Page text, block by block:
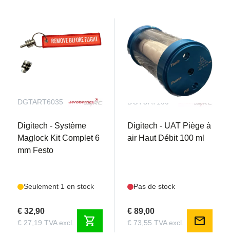
DGTART6035
Digitech - Système
Maglock Kit Complet 6
mm Festo
Seulement 1 en stock
€ 32,90
€ 27,19 TVA excl. shopping_cart
DGTUAT100
Digitech - UAT Piège à
air Haut Débit 100 ml
Pas de stock
€ 89,00
€ 73,55 TVA excl. mail